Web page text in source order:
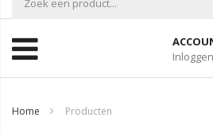
Inloggen
Home Producten